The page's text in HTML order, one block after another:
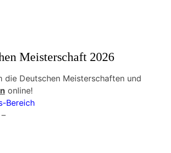
Meisterschaft 2026
die Deutschen Meisterschaften und
online!
Bereich